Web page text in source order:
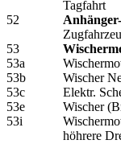
Tagfahrt
52
53
53a
53b
Wischer
53c
Elektr.
53e
Wischer
53i
höhrere